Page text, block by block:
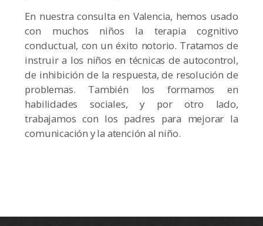
En nuestra consulta en Valencia, hemos usado
con muchos niños la terapia cognitivo
conductual, con un éxito notorio. Tratamos de
instruir a los niños en técnicas de autocontrol,
de inhibición de la respuesta, de resolución de
problemas. También los formamos en
habilidades sociales, y por otro lado,
trabajamos con los padres para mejorar la
comunicación y la atención al niño.